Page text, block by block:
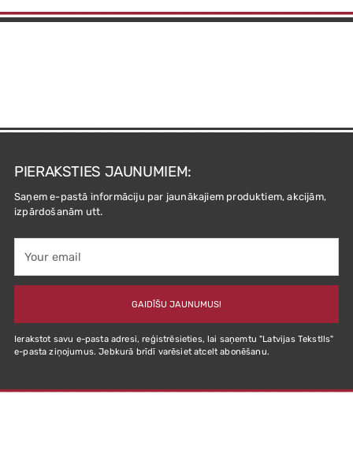
PIERAKSTIES JAUNUMIEM:
Saņem e-pastā informāciju par jaunākajiem produktiem, akcijām,
izpārdošanām utt.
email
GAIDĪŠU JAUNUMUS!
Ierakstot savu e-pasta adresi, reģistrēsieties, lai saņemtu "Latvijas Tekstlls"
e-pasta ziņojumus. Jebkurā brīdī varēsiet atcelt abonēšanu.